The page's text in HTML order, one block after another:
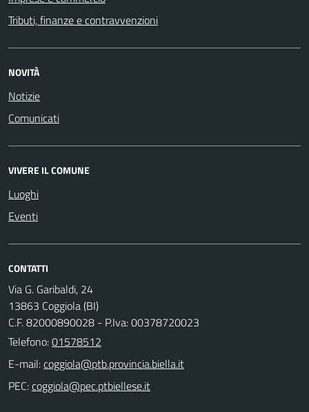
Tributi, finanze e contravvenzioni
NOVITÀ
Notizie
Comunicati
VIVERE IL COMUNE
Luoghi
Eventi
CONTATTI
Via G. Garibaldi, 24
13863 Coggiola (BI)
C.F. 82000890028 - P.Iva: 00378720023
Telefono:01578512
E-mail:
PEC: